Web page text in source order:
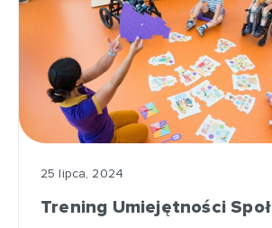
25 lipca, 2024
Trening Umiejętności